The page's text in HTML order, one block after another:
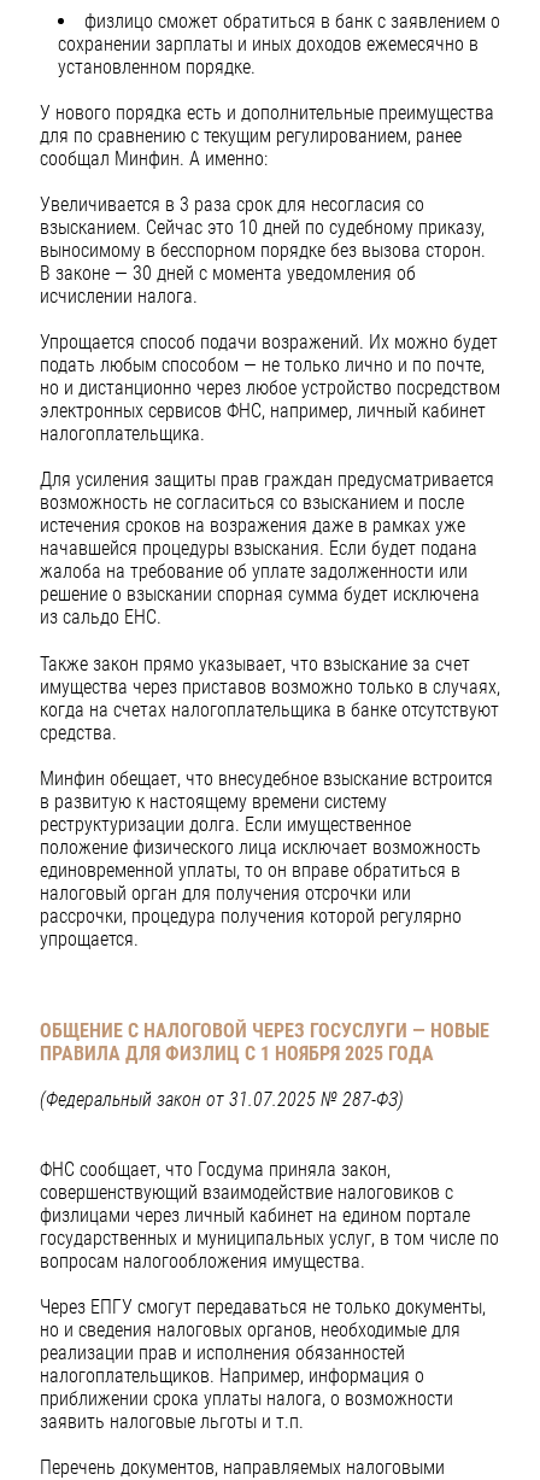
физлицо сможет обратиться в банк с заявлением о
сохранении зарплаты и иных доходов ежемесячно в
установленном порядке.
У нового порядка есть и дополнительные преимущества
для по сравнению с текущим регулированием, ранее
сообщал Минфин. А именно:
Увеличивается в 3 раза срок для несогласия со
взысканием. Сейчас это 10 дней по судебному приказу,
выносимому в бесспорном порядке без вызова сторон.
В законе — 30 дней с момента уведомления об
исчислении налога.
Упрощается способ подачи возражений. Их можно будет
подать любым способом — не только лично и по почте,
но и дистанционно через любое устройство посредством
электронных сервисов ФНС, например, личный кабинет
налогоплательщика.
Для усиления защиты прав граждан предусматривается
возможность не согласиться со взысканием и после
истечения сроков на возражения даже в рамках уже
начавшейся процедуры взыскания. Если будет подана
жалоба на требование об уплате задолженности или
решение о взыскании спорная сумма будет исключена
из сальдо ЕНС.
Также закон прямо указывает, что взыскание за счет
имущества через приставов возможно только в случаях,
когда на счетах налогоплательщика в банке отсутствуют
средства.
Минфин обещает, что внесудебное взыскание встроится
в развитую к настоящему времени систему
реструктуризации долга. Если имущественное
положение физического лица исключает возможность
единовременной уплаты, то он вправе обратиться в
налоговый орган для получения отсрочки или
рассрочки, процедура получения которой регулярно
упрощается.
ОБЩЕНИЕ С НАЛОГОВОЙ ЧЕРЕЗ ГОСУСЛУГИ — НОВЫЕ
ПРАВИЛА ДЛЯ ФИЗЛИЦ С 1 НОЯБРЯ 2025 ГОДА
(Федеральный закон от 31.07.2025 № 287-ФЗ)
ФНС сообщает, что Госдума приняла закон,
совершенствующий взаимодействие налоговиков с
физлицами через личный кабинет на едином портале
государственных и муниципальных услуг, в том числе по
вопросам налогообложения имущества.
Через ЕПГУ смогут передаваться не только документы,
но и сведения налоговых органов, необходимые для
реализации прав и исполнения обязанностей
налогоплательщиков. Например, информация о
приближении срока уплаты налога, о возможности
заявить налоговые льготы и т.п.
Перечень документов, направляемых налоговыми